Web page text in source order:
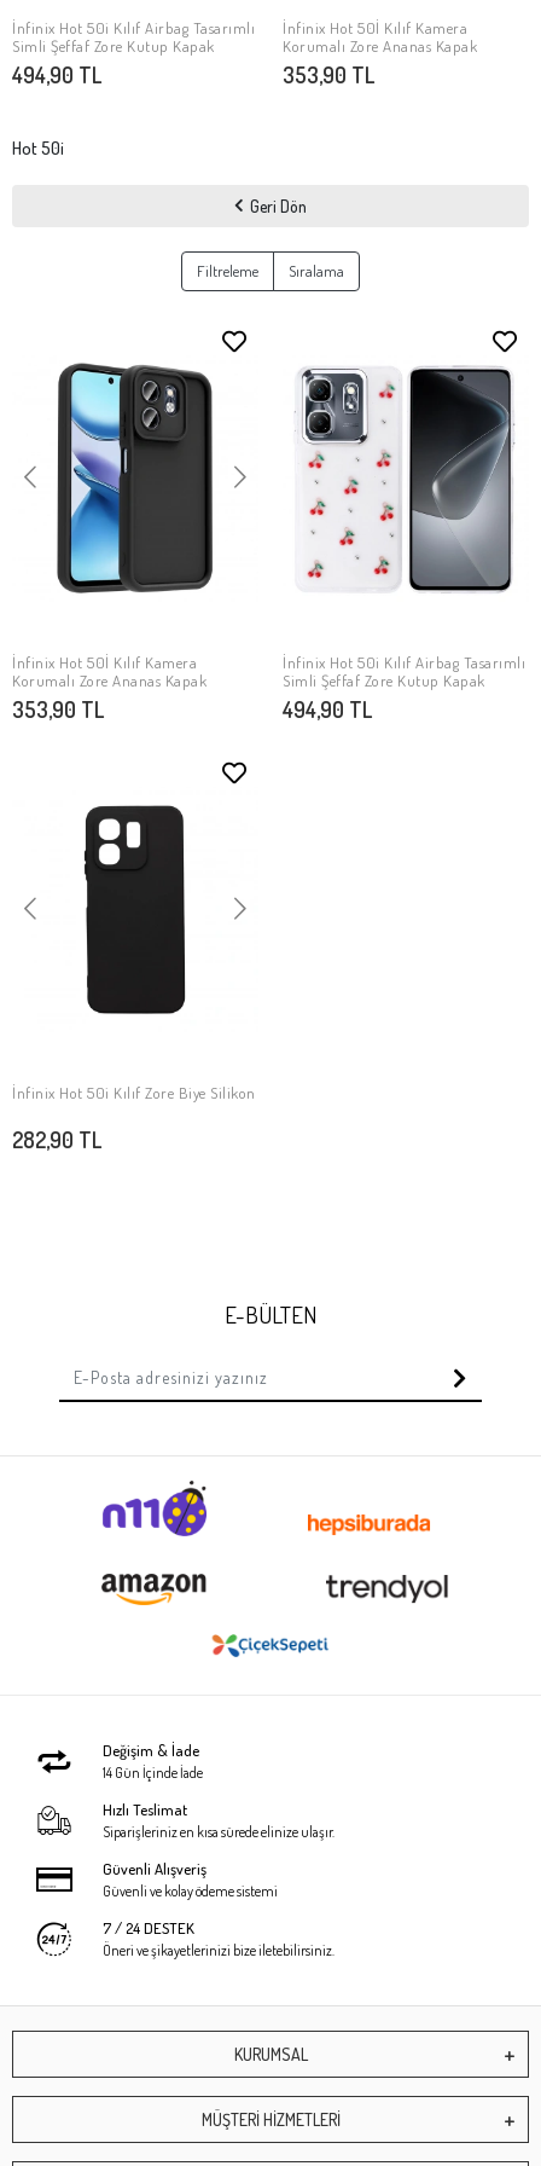
SEPETE EKLE
İnfinix Hot 50i Kılıf Airbag Tasarımlı
Simli Şeffaf Zore Kutup Kapak
494,90 TL
SEPETE EKLE
İnfinix Hot 50İ Kılıf Kamera
Korumalı Zore Ananas Kapak
353,90 TL
Hot 50i
Geri Dön
Filtreleme Sıralama
SEPETE EKLE
İnfinix Hot 50İ Kılıf Kamera
Korumalı Zore Ananas Kapak
353,90 TL
SEPETE EKLE
İnfinix Hot 50i Kılıf Airbag Tasarımlı
Simli Şeffaf Zore Kutup Kapak
494,90 TL
SEPETE EKLE
İnfinix Hot 50i Kılıf Zore Biye Silikon
282,90 TL
E-BÜLTEN
Değişim & İade
14 Gün İçinde İade
Hızlı Teslimat
Siparişleriniz en kısa sürede elinize ulaşır.
Güvenli Alışveriş
Güvenli ve kolay ödeme sistemi
7 / 24 DESTEK
Öneri ve şikayetlerinizi bize iletebilirsiniz.
KURUMSAL
MÜŞTERİ HİZMETLERİ